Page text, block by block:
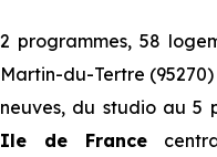
2 programmes, 58
Martin-du-Tertre
neuves, du studio au 5
Ile de France